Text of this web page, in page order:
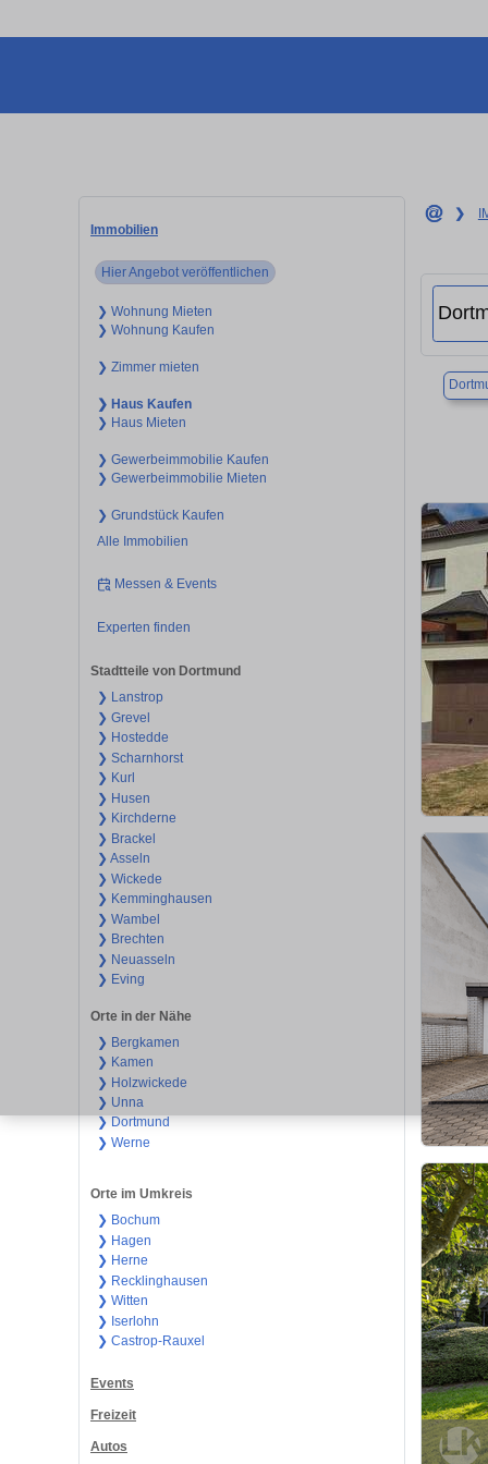
Immobilien
Hier Angebot veröffentlichen
❯ Wohnung Mieten
❯ Wohnung Kaufen
❯ Zimmer mieten
❯ Haus Kaufen
❯ Haus Mieten
❯ Gewerbeimmobilie Kaufen
❯ Gewerbeimmobilie Mieten
❯ Grundstück Kaufen
Alle Immobilien
Messen & Events
Experten finden
Stadtteile von Dortmund
❯ Lanstrop
❯ Grevel
❯ Hostedde
❯ Scharnhorst
❯ Kurl
❯ Husen
❯ Kirchderne
❯ Brackel
❯ Asseln
❯ Wickede
❯ Kemminghausen
❯ Wambel
❯ Brechten
❯ Neuasseln
❯ Eving
Orte in der Nähe
❯ Bergkamen
❯ Kamen
❯ Holzwickede
❯ Unna
❯ Dortmund
❯ Werne
Orte im Umkreis
❯ Bochum
❯ Hagen
❯ Herne
❯ Recklinghausen
❯ Witten
❯ Iserlohn
❯ Castrop-Rauxel
Events
Freizeit
Autos
❯